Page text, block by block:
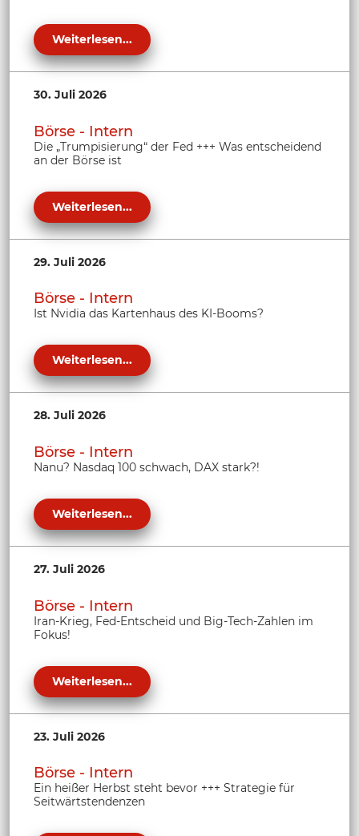
Weiterlesen...
30. Juli 2026
Börse - Intern
Die „Trumpisierung“ der Fed +++ Was entscheidend
an der Börse ist
Weiterlesen...
29. Juli 2026
Börse - Intern
Ist Nvidia das Kartenhaus des KI-Booms?
Weiterlesen...
28. Juli 2026
Börse - Intern
Nanu? Nasdaq 100 schwach, DAX stark?!
Weiterlesen...
27. Juli 2026
Börse - Intern
Iran-Krieg, Fed-Entscheid und Big-Tech-Zahlen im
Fokus!
Weiterlesen...
23. Juli 2026
Börse - Intern
Ein heißer Herbst steht bevor +++ Strategie für
Seitwärtstendenzen